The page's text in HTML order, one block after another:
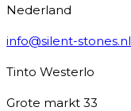
Nederland
info@silent-stones.nl
Tinto Westerlo
Grote markt 33